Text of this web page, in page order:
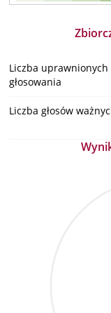
Liczba uprawnionych
głosowania
Liczba głosów